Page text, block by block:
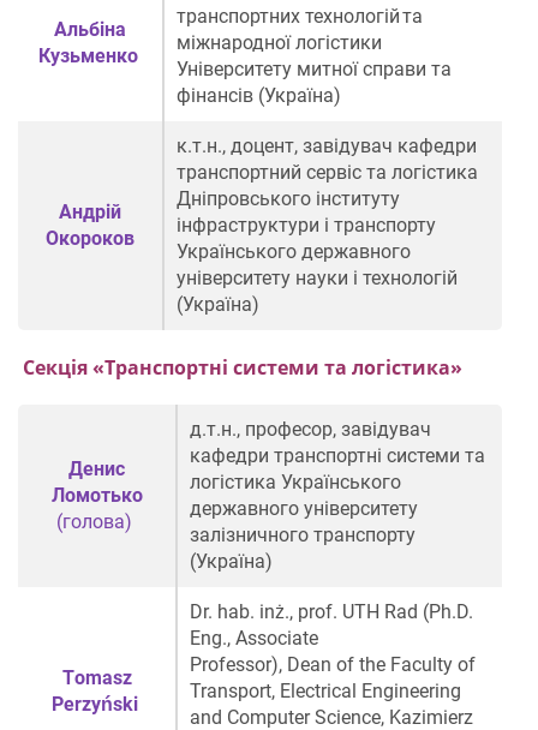
Альбіна
Кузьменко
транспортних технологій та
міжнародної логістики
Університету митної справи та
фінансів (Україна)
Андрій
Окороков
к.т.н., доцент, завідувач кафедри
транспортний сервіс та логістика
Дніпровського інституту
інфраструктури і транспорту
Українського державного
університету науки і технологій
(Україна)
Секція «Транспортні системи та логістика»
Денис
Ломотько
(голова)
д.т.н., професор, завідувач
кафедри транспортні системи та
логістика Українського
державного університету
залізничного транспорту
(Україна)
Тomasz
Perzyński
Dr. hab. inż., prof. UTH Rad (Ph.D.
Eng., Associate
Professor), Dean of the Faculty of
Transport, Electrical Engineering
and Computer Science, Kazimierz